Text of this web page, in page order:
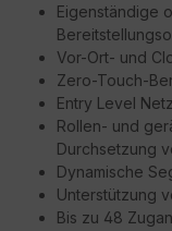
Eigenständige
Vor-Ort- und
Zero-Touch-
Entry Level
Rollen- und
Durchsetzung
Dynamische
Unterstützung
Bis zu 48